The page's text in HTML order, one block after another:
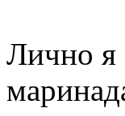
Лично я